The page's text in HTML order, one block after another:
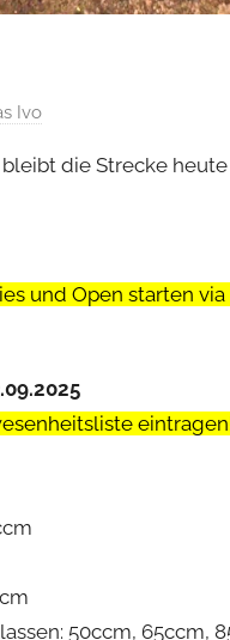
Ivo
die Strecke heute
und Open starten via
50ccm, 65ccm,